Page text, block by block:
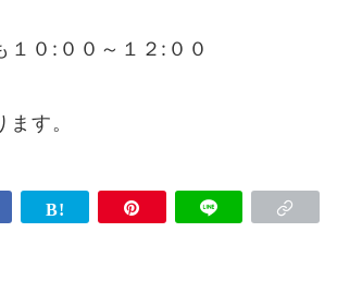
１０:００～１２:００
す。